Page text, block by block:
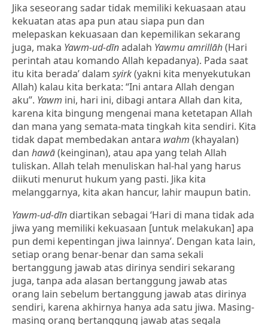
Jika seseorang sadar tidak memiliki kekuasaan atau
kekuatan atas apa pun atau siapa pun dan
melepaskan kekuasaan dan kepemilikan sekarang
juga, maka Yawm-ud-dīnadalah Yawmu amrillāh(Hari
perintah atau komando Allah kepadanya). Pada saat
itu kita berada’ dalam syirk(yakni kita menyekutukan
Allah) kalau kita berkata: “Ini antara Allah dengan
aku”. Yawm ini, hari ini, dibagi antara Allah dan kita,
karena kita bingung mengenai mana ketetapan Allah
dan mana yang semata-mata tingkah kita sendiri. Kita
tidak dapat membedakan antara wahm (khayalan)
dan hawā(keinginan), atau apa yang telah Allah
tuliskan. Allah telah menuliskan hal-hal yang harus
diikuti menurut hukum yang pasti. Jika kita
melanggarnya, kita akan hancur, lahir maupun batin.
Yawm-ud-dīn diartikan sebagai ‘Hari di mana tidak ada
jiwa yang memiliki kekuasaan [untuk melakukan] apa
pun demi kepentingan jiwa lainnya’. Dengan kata lain,
setiap orang benar-benar dan sama sekali
bertanggung jawab atas dirinya sendiri sekarang
juga, tanpa ada alasan bertanggung jawab atas
orang lain sebelum bertanggung jawab atas dirinya
sendiri, karena akhirnya hanya ada satu jiwa. Masing-
masing orang bertanggung jawab atas segala